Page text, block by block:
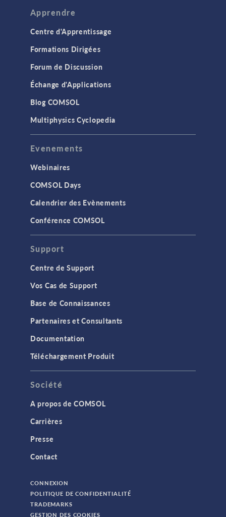
Apprendre
Centre d'Apprentissage
Formations Dirigées
Forum de Discussion
Échange d'Applications
Blog COMSOL
Multiphysics Cyclopedia
Evenements
Webinaires
COMSOL Days
Calendrier des Evènements
Conférence COMSOL
Support
Centre de Support
Vos Cas de Support
Base de Connaissances
Partenaires et Consultants
Documentation
Téléchargement Produit
Société
A propos de COMSOL
Carrières
Presse
Contact
CONNEXION
POLITIQUE DE CONFIDENTIALITÉ
TRADEMARKS
GESTION DES COOKIES